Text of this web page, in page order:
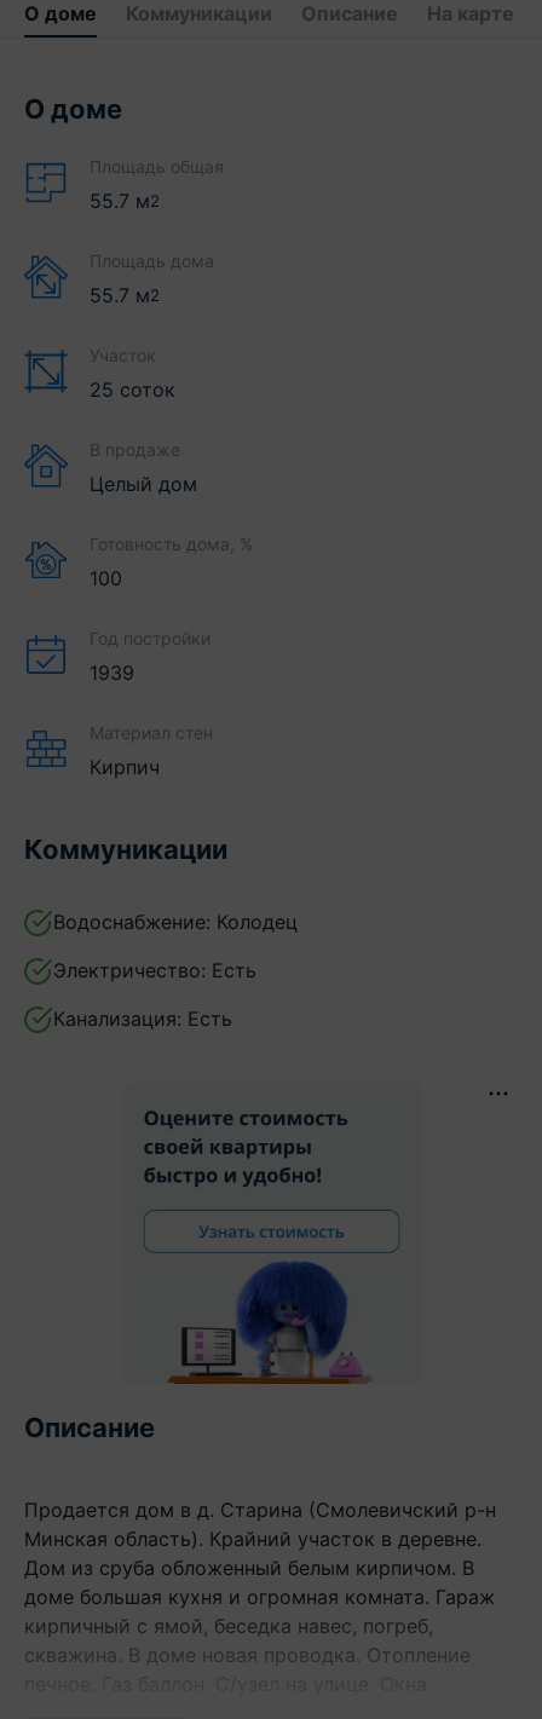
О доме Коммуникации Описание На карте
О доме
Площадь общая
55.7 м2
Площадь дома
55.7 м2
Участок
25 соток
В продаже
Целый дом
Готовность дома, %
100
Год постройки
1939
Материал стен
Кирпич
Коммуникации
Водоснабжение: Колодец
Электричество: Есть
Канализация: Есть
Описание
Продается дом в д. Старина (Смолевичский р-н
Минская область). Крайний участок в деревне.
Дом из сруба обложенный белым кирпичом. В
доме большая кухня и огромная комната. Гараж
кирпичный с ямой, беседка навес, погреб,
скважина. В доме новая проводка. Отопление
стеклопакет. Крыша металлочерепица. Площадь